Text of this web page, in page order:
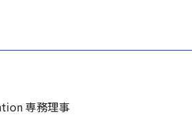
専務理事